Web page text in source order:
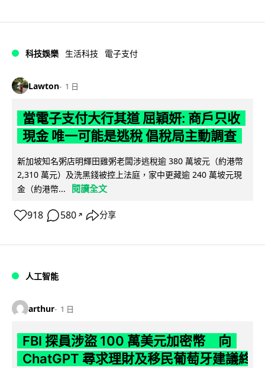
科技娛樂 生活科技 電子支付
Lawton 1 日
當電子支付大行其道 屈穎妍: 商戶只收
現金 唯一可能是逃稅 倡稅局主動調查
新加坡知名粥店明輝田雞粥老闆涉逃稅逾 380 萬坡元（約港幣
2,310 萬元）及洗黑錢被控上法庭，家中更藏逾 240 萬坡元現
金（約港幣...
閱讀全文
918 580 ↗ 分享
人工智能
arthur 1 日
FBI 探員涉盜 100 萬美元加密幣 向
ChatGPT 尋求理財及移民葡萄牙建議終